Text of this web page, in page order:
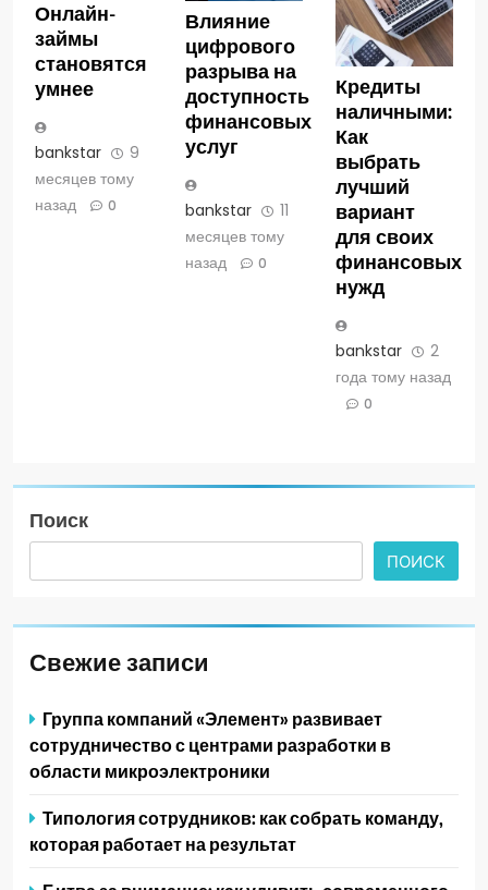
Онлайн-
займы
становятся
умнее
bankstar
9
месяцев тому
назад
0
Влияние
цифрового
разрыва на
доступность
финансовых
услуг
bankstar
11
месяцев тому
назад
0
Кредиты
наличными:
Как
выбрать
лучший
вариант
для своих
финансовых
нужд
bankstar
2
года тому назад
0
Поиск
ПОИСК
Свежие записи
Группа компаний «Элемент» развивает
сотрудничество с центрами разработки в
области микроэлектроники
Типология сотрудников: как собрать команду,
которая работает на результат